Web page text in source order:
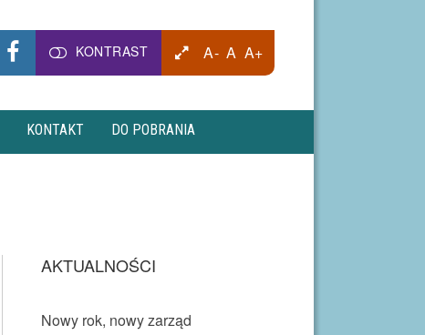
A- A A+
KONTRAST
KONTAKT DO POBRANIA
AKTUALNOŚCI
Nowy rok, nowy zarząd